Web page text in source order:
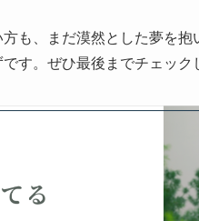
も、まだ漠然とした夢を
す。ぜひ最後までチェック